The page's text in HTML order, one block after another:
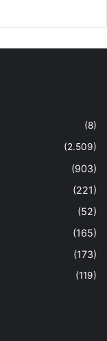
(8)
(2.509)
(903)
(221)
(52)
(165)
(173)
(119)